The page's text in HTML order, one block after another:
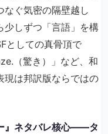
なぐ気密の隔壁越し
少しずつ「言語」を構
としての真骨頂で
（驚き）」など、和
現は邦訳版ならではの
』ネタバレ核心——タ